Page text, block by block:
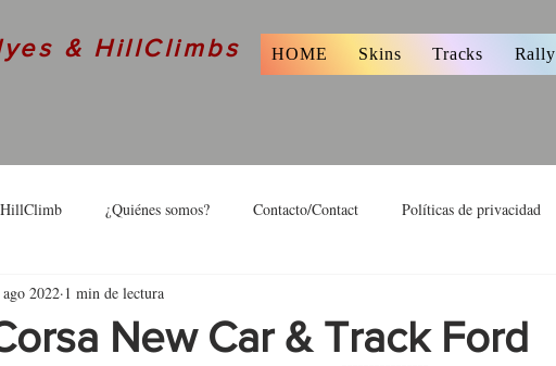
& HillClimbs HOME Skins Tracks Rally
HillClimb ¿Quiénes somos? Contacto/Contact Políticas de privacidad
New Car & Track Ford
2022 1 min de lectura